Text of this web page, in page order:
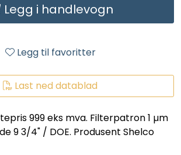
Legg i handlevogn
Legg til favoritter
Last ned datablad
999 eks mva. Filterpatron 1 µm
9 3/4" / DOE. Produsent Shelco